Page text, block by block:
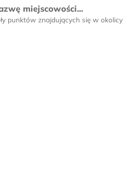
miejscowości...
punktów znajdujących się w okolicy